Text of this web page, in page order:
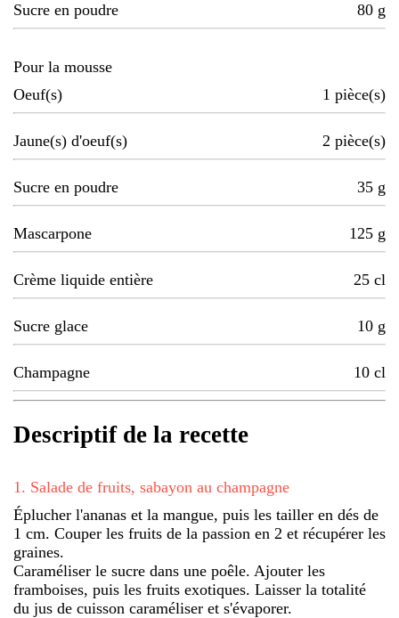
Sucre en poudre 80 g
Pour la mousse
Oeuf(s)
1 pièce(s)
Jaune(s) d'oeuf(s) 2 pièce(s)
Sucre en poudre 35 g
Mascarpone 125 g
Crème liquide entière 25 cl
Sucre glace 10 g
Champagne 10 cl
Descriptif de la recette
1 . Salade de fruits, sabayon au champagne
Éplucher l'ananas et la mangue, puis les tailler en dés de
1 cm. Couper les fruits de la passion en 2 et récupérer les
graines.
Caraméliser le sucre dans une poêle. Ajouter les
framboises, puis les fruits exotiques. Laisser la totalité
du jus de cuisson caraméliser et s'évaporer.